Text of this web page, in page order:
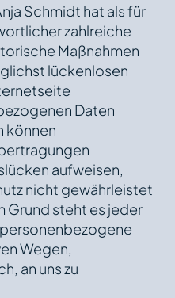
Schmidt hat als für
zahlreiche
Maßnahmen
lückenlosen
Daten
können
aufweisen,
nicht gewährleistet
Grund steht es jeder
Wegen,
an uns zu